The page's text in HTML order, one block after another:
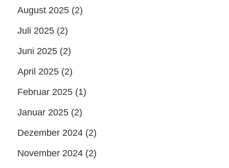
August 2025 (2)
Juli 2025 (2)
Juni 2025 (2)
April 2025 (2)
Februar 2025 (1)
Januar 2025 (2)
Dezember 2024 (2)
November 2024 (2)